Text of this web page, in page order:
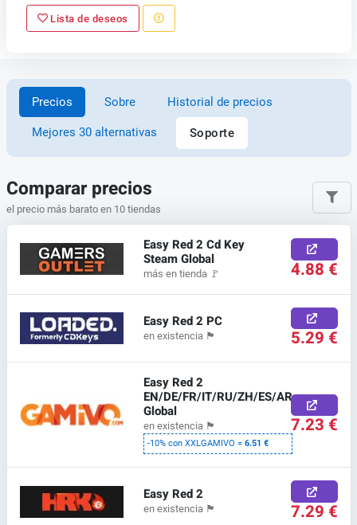
Lista de deseos
Precios Sobre Historial de precios
Mejores 30 alternativas Soporte
Comparar precios
el precio más barato en 10 tiendas
Easy Red 2 Cd Key
Steam Global
más en tienda 🚩 4.88 €
Easy Red 2 PC
en existencia 🏴 5.29 €
Easy Red 2
EN/DE/FR/IT/RU/ZH/ES/AR
Global
en existencia 🏴
-10% con XXLGAMIVO =6.51 €
7.23 €
Easy Red 2
en existencia 🏴 7.29 €